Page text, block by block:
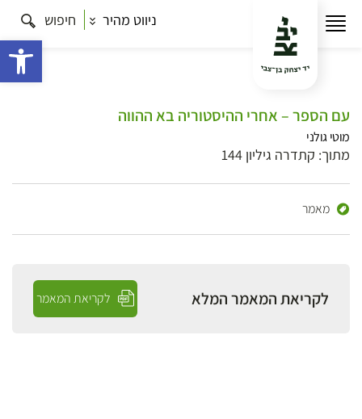
ניווט מהיר חיפוש
עם הספר – אחרי ההיסטוריה בא ההווה
מוטי גולני
מתוך: קתדרה גיליון 144
מאמר
לקריאת המאמר המלא לקריאת המאמר